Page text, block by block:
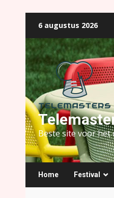
naar
de
inhoud
6 augustus 2026
Beste site voor het
Home Festival